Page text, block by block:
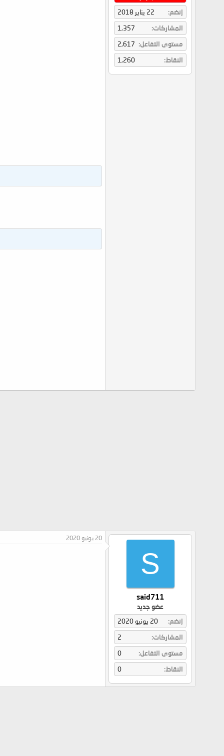
إنضم
22 يناير 2018
المشاركات
1,357
مستوى التفاعل
2,617
النقاط
1,260
S
said711
عضو جديد
إنضم
20 يونيو 2020
المشاركات
2
مستوى التفاعل
0
النقاط
0
20 يونيو 2020